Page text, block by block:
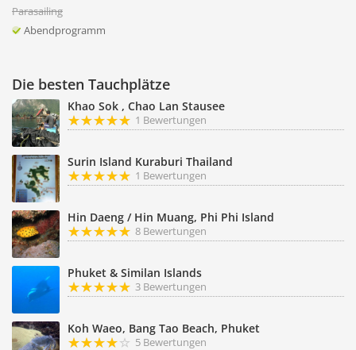
Parasailing
Abendprogramm
Die besten Tauchplätze
Khao Sok , Chao Lan Stausee
1 Bewertungen
Surin Island Kuraburi Thailand
1 Bewertungen
Hin Daeng / Hin Muang, Phi Phi Island
8 Bewertungen
Phuket & Similan Islands
3 Bewertungen
Koh Waeo, Bang Tao Beach, Phuket
5 Bewertungen